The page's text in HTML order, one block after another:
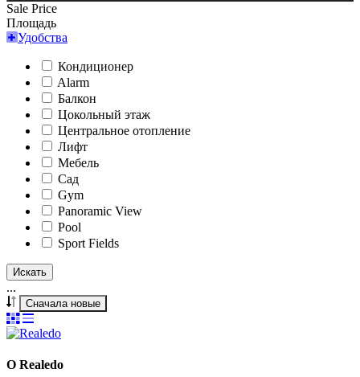
Sale Price
Площадь
Удобства
Кондиционер
Alarm
Балкон
Цокольный этаж
Центральное отопление
Лифт
Мебель
Сад
Gym
Panoramic View
Pool
Sport Fields
Искать
...
Сначала новые
О Realedo